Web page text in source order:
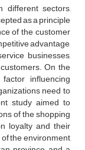
different sectors,
as a principle
of the customer
advantage,
businesses,
On the
influencing
need to
study aimed to
of the shopping
loyalty and their
the environment